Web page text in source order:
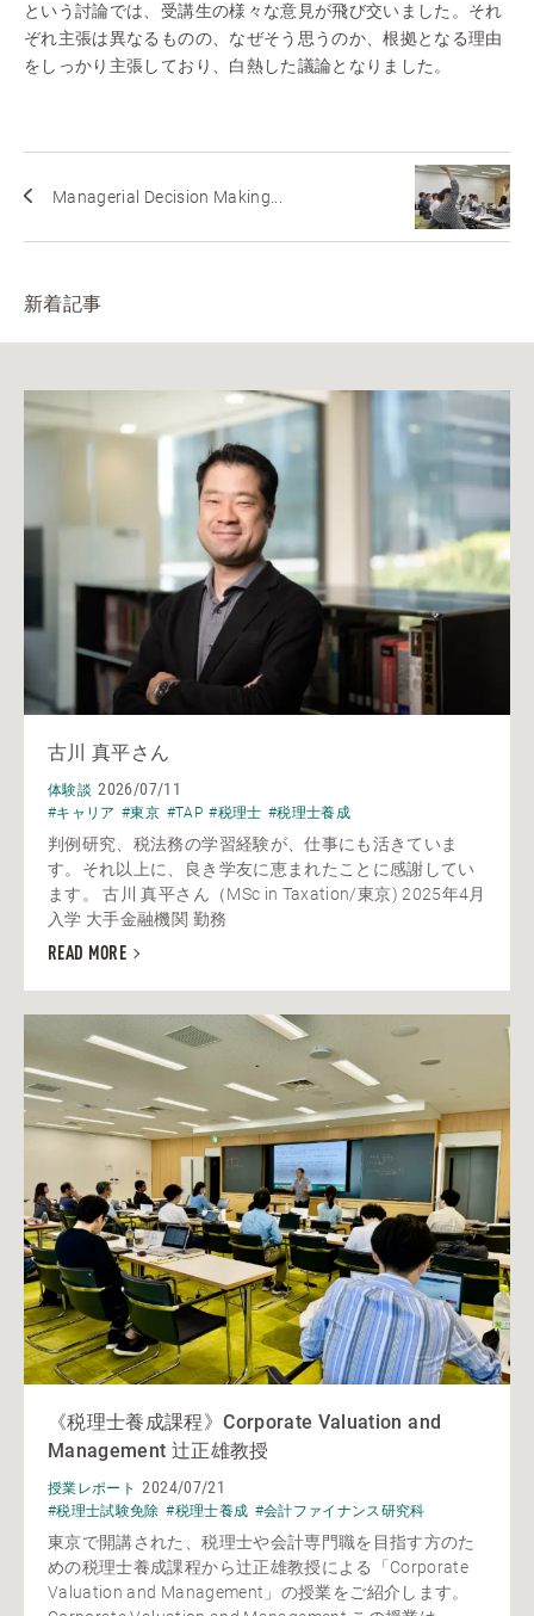
という討論では、受講生の様々な意見が飛び交いました。それ
ぞれ主張は異なるものの、なぜそう思うのか、根拠となる理由
をしっかり主張しており、白熱した議論となりました。
Managerial Decision Making...
新着記事
古川 真平さん
体験談 2026/07/11
#キャリア #東京 #TAP #税理士 #税理士養成
判例研究、税法務の学習経験が、仕事にも活きていま
す。それ以上に、良き学友に恵まれたことに感謝してい
ます。 古川 真平さん（MSc in Taxation/東京) 2025年4月
入学 大手金融機関 勤務
READ MORE
《税理士養成課程》Corporate Valuation and
Management 辻正雄教授
授業レポート 2024/07/21
#税理士試験免除 #税理士養成 #会計ファイナンス研究科
東京で開講された、税理士や会計専門職を目指す方のた
めの税理士養成課程から辻正雄教授による「Corporate
Valuation and Management」の授業をご紹介します。